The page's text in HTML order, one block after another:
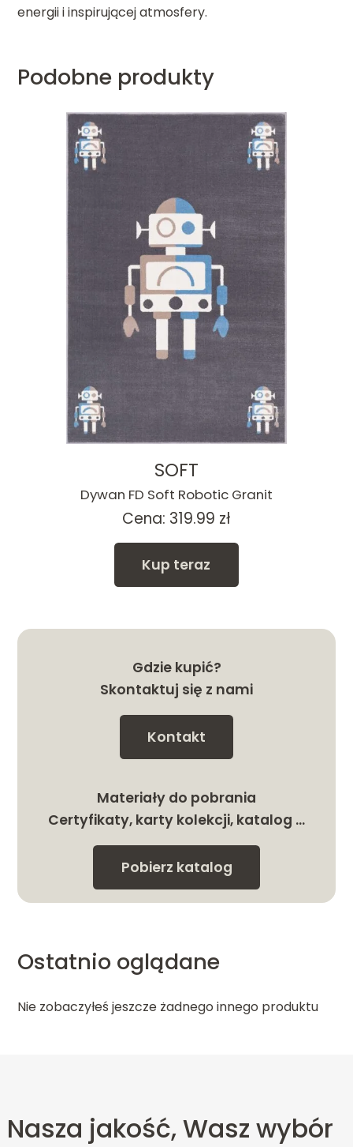
energii i inspirującej atmosfery.
Podobne produkty
SOFT
Dywan FD Soft Robotic Granit
Cena: 319.99 zł
Kup teraz
Gdzie kupić?
Skontaktuj się z nami
Kontakt
Materiały do pobrania
Certyfikaty, karty kolekcji, katalog …
Pobierz katalog
Ostatnio oglądane
Nie zobaczyłeś jeszcze żadnego innego produktu
Nasza jakość, Wasz wybór